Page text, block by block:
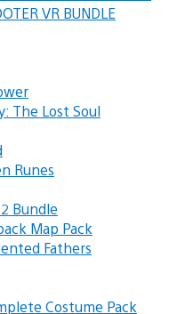
VR BUNDLE
The Lost Soul
Runes
Bundle
Map Pack
Fathers
Costume Pack